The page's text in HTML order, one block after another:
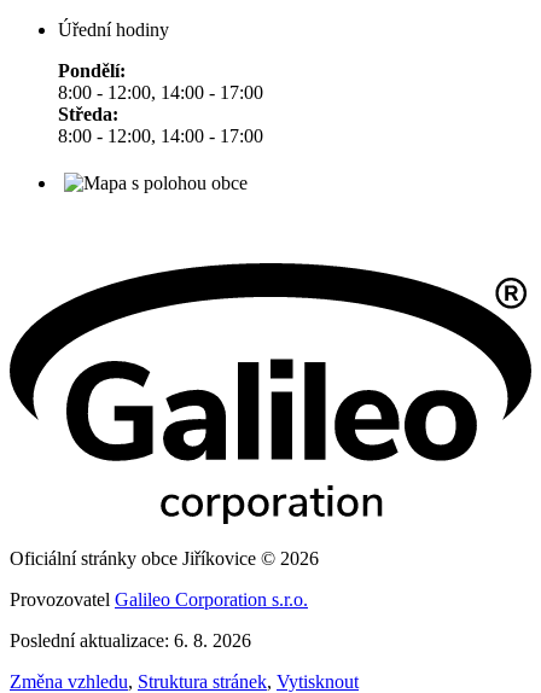
Úřední hodiny
Pondělí:
8:00 - 12:00, 14:00 - 17:00
Středa:
8:00 - 12:00, 14:00 - 17:00
Oficiální stránky obce Jiříkovice © 2026
Provozovatel Galileo Corporation s.r.o.
Poslední aktualizace: 6. 8. 2026
Změna vzhledu, Struktura stránek, Vytisknout